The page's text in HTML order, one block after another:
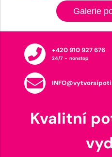
Galerie
+420 910 927 676
24/7 - nonstop
Kvalitní